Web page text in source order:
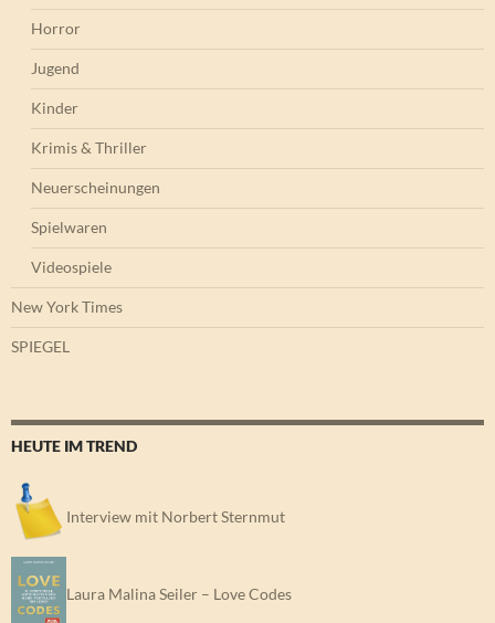
Horror
Jugend
Kinder
Krimis & Thriller
Neuerscheinungen
Spielwaren
Videospiele
New York Times
SPIEGEL
HEUTE IM TREND
Interview mit Norbert Sternmut
Laura Malina Seiler – Love Codes